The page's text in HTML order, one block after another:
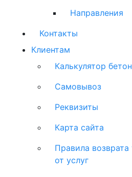
Направления
Контакты
Клиентам
Калькулятор
Самовывоз
Реквизиты
Карта сайта
Правила возврата
от услуг